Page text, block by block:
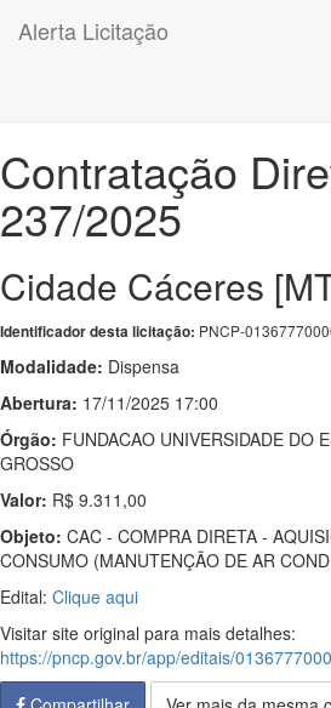
Alerta Licitação
Contratação
237/2025
Cidade Cáceres
Identificador desta licitação: PNCP-
Modalidade: Dispensa
Abertura: 17/11/2025 17:00
Órgão: FUNDACAO UNIVERSIDADE DO
GROSSO
Valor: R$ 9.311,00
Objeto: CAC - COMPRA DIRETA -
CONSUMO (MANUTENÇÃO DE AR
Edital: Clique aqui
Visitar site original para mais detalhes:
https://pncp.gov.br/app/editais/